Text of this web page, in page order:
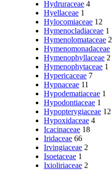
Hydruraceae 4
Hyellaceae 1
Hylocomiaceae 12
Hymenocladiaceae 1
Hymenolomataceae 2
Hymenomonadaceae
Hymenophyllaceae 2
Hymenophytaceae 1
Hypericaceae 7
Hypnaceae 11
Hypodematiaceae 1
Hypodontiaceae 1
Hypopterygiaceae 12
Hypoxidaceae 4
Icacinaceae 18
Iridaceae 66
Irvingiaceae 2
Isoetaceae 1
Ixioliriaceae 2